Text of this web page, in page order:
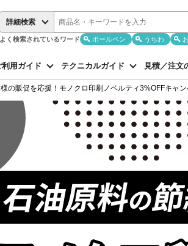
詳細検索
よく検索されているワード ボールペン うちわ
利用ガイド テクニカルガイド 見積／注文
の販促を応援！モノクロ印刷ノベルティ3%OFFキャン